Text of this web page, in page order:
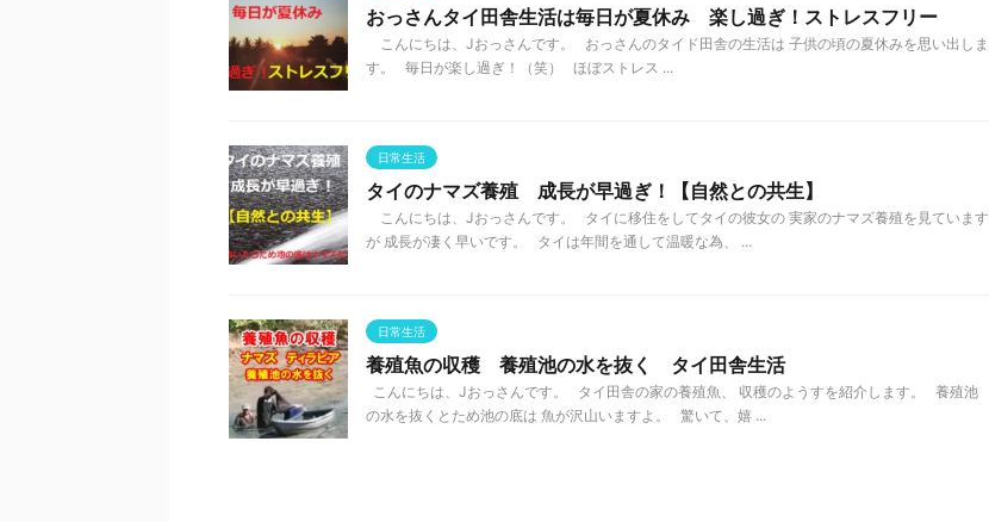
おっさんタイ田舎生活は毎日が夏休み 楽し過ぎ！ストレスフリー
こんにちは、Jおっさんです。 おっさんのタイド田舎の生活は 子供の頃の夏休みを思い出しま
す。 毎日が楽し過ぎ！（笑） ほぼストレス ...
日常生活
タイのナマズ養殖 成長が早過ぎ！【自然との共生】
こんにちは、Jおっさんです。 タイに移住をしてタイの彼女の 実家のナマズ養殖を見ています
が 成長が凄く早いです。 タイは年間を通して温暖な為、 ...
日常生活
養殖魚の収穫 養殖池の水を抜く タイ田舎生活
こんにちは、Jおっさんです。 タイ田舎の家の養殖魚、 収穫のようすを紹介します。 養殖池
の水を抜くとため池の底は 魚が沢山いますよ。 驚いて、嬉 ...